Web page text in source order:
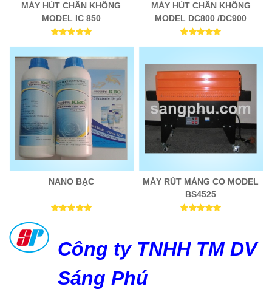
MÁY HÚT CHÂN KHÔNG
MODEL IC 850
MÁY HÚT CHÂN KHÔNG
MODEL DC800 /DC900
NANO BẠC
MÁY RÚT MÀNG CO MODEL
BS4525
Công ty TNHH TM DV
Sáng Phú